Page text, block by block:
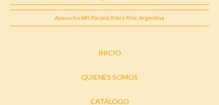
Ayacucho 649, Paraná, Entre Ríos, Argentina
INICIO
QUIENES SOMOS
CATÁLOGO